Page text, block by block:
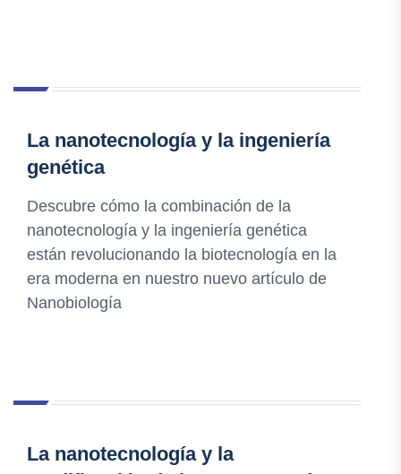
La nanotecnología y la ingeniería
genética
Descubre cómo la combinación de la
nanotecnología y la ingeniería genética
están revolucionando la biotecnología en la
era moderna en nuestro nuevo artículo de
Nanobiología
La nanotecnología y la